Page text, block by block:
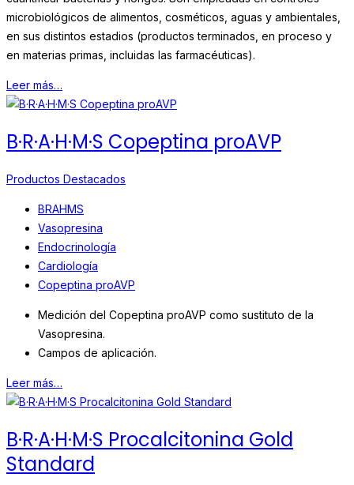
microbiológicos de alimentos, cosméticos, aguas y ambientales,
en sus distintos estadios (productos terminados, en proceso y
en materias primas, incluidas las farmacéuticas).
Leer más…
B·R·A·H·M·S Copeptina proAVP
Productos Destacados
BRAHMS
Vasopresina
Endocrinología
Cardiología
Copeptina proAVP
Medición del Copeptina proAVP como sustituto de la
Vasopresina.
Campos de aplicación.
Leer más…
B·R·A·H·M·S Procalcitonina Gold
Standard